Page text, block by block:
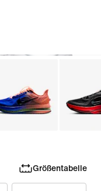
Größentabelle